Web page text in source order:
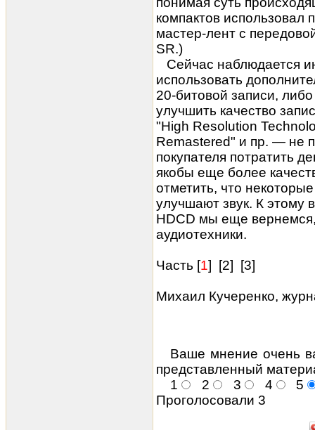
компактов использовал
мастер-лент с
SR.)
Сейчас наблюдается
использовать
20-битовой записи,
улучшить качество
"High Resolution
Remastered" и пр. — не
покупателя потратить
якобы еще более
отметить, что
улучшают звук. К этому
HDCD мы еще
аудиотехники.
Часть [1] [2] [3]
Михаил Кучеренко,
Ваше мнение очень
представленный
1
2 3 4
5
Проголосовали 3